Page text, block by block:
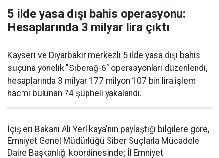
5 ilde yasa dışı bahis operasyonu:
Hesaplarında 3 milyar lira çıktı
Kayseri ve Diyarbakır merkezli 5 ilde yasa dışı bahis
suçuna yönelik "Siberağ-6" operasyonları düzenlendi,
hesaplarında 3 milyar 177 milyon 107 bin lira işlem
hacmi bulunan 74 şüpheli yakalandı.
İçişleri Bakanı Ali Yerlikaya'nın paylaştığı bilgilere göre,
Emniyet Genel Müdürlüğü Siber Suçlarla Mücadele
Daire Başkanlığı koordinesinde; İl Emniyet